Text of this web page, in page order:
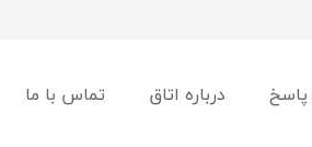
درباره اتاق تماس با ما